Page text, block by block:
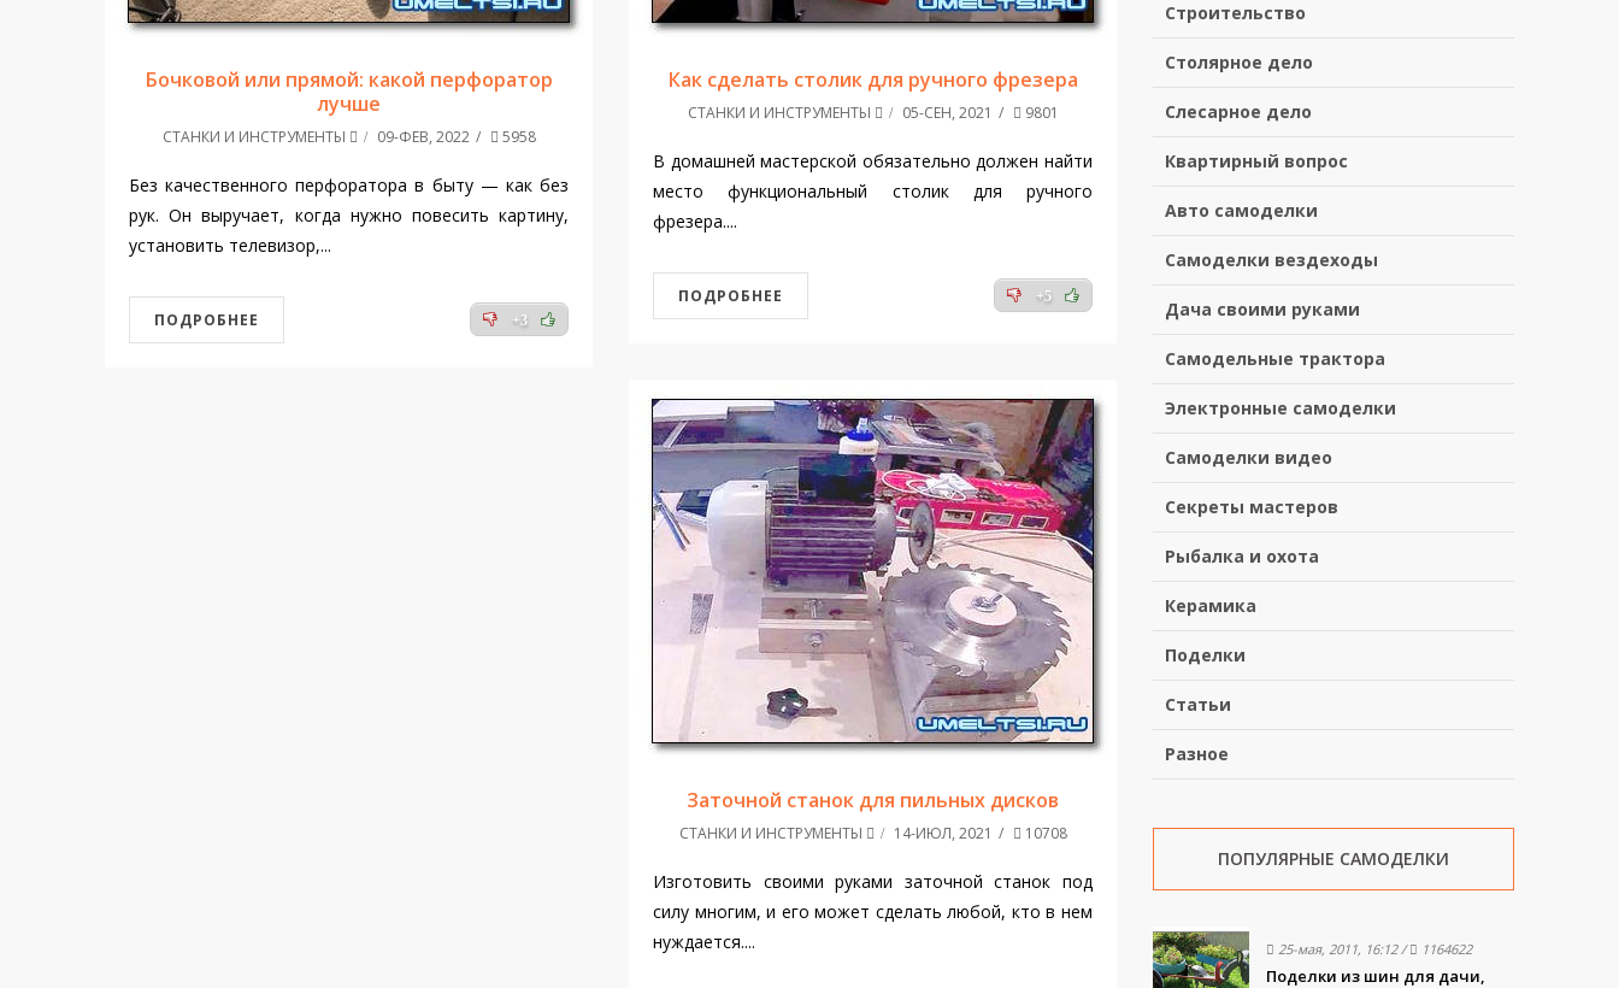
Бочковой или прямой: какой перфоратор
лучше
СТАНКИ И ИНСТРУМЕНТЫ 09-ФЕВ, 2022 5958
Без качественного перфоратора в быту — как без
рук. Он выручает, когда нужно повесить картину,
установить телевизор,...
+3
ПОДРОБНЕЕ
Как сделать столик для ручного фрезера
СТАНКИ И ИНСТРУМЕНТЫ 05-СЕН, 2021 9801
В домашней мастерской обязательно должен найти
место функциональный столик для ручного
фрезера....
+5
ПОДРОБНЕЕ
Заточной станок для пильных дисков
СТАНКИ И ИНСТРУМЕНТЫ 14-ИЮЛ, 2021 10708
Изготовить своими руками заточной станок под
силу многим, и его может сделать любой, кто в нем
нуждается....
Строительство
Столярное дело
Слесарное дело
Квартирный вопрос
Авто самоделки
Самоделки вездеходы
Дача своими руками
Самодельные трактора
Электронные самоделки
Самоделки видео
Секреты мастеров
Рыбалка и охота
Керамика
Поделки
Статьи
Разное
ПОПУЛЯРНЫЕ САМОДЕЛКИ
25-мая, 2011, 16:12/ 1164622
Поделки из шин для дачи,